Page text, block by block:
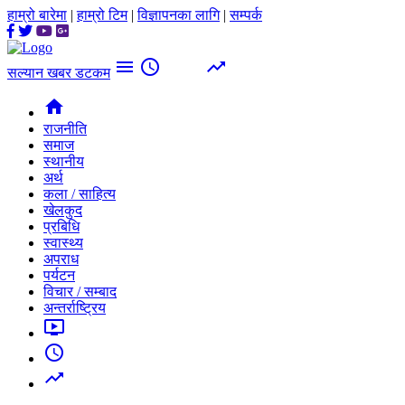
हाम्रो बारेमा |हाम्रो टिम|विज्ञापनका लागि|सम्पर्क
सल्यान खबर डटकम menu access_time
trending_up
home
राजनीति
समाज
स्थानीय
अर्थ
कला / साहित्य
खेलकुद
प्रबिधि
स्वास्थ्य
अपराध
पर्यटन
विचार / सम्बाद
अन्तर्राष्ट्रिय
ondemand_video
access_time
trending_up